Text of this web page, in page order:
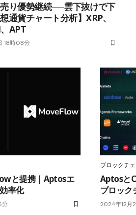
り優勢継続──雲下抜けで下
通貨チャート分析】XRP、
APT
18時08分
と提携｜Aptosエ
率化
分
ブロックチ
Aptosと
ブロック
2024年12月